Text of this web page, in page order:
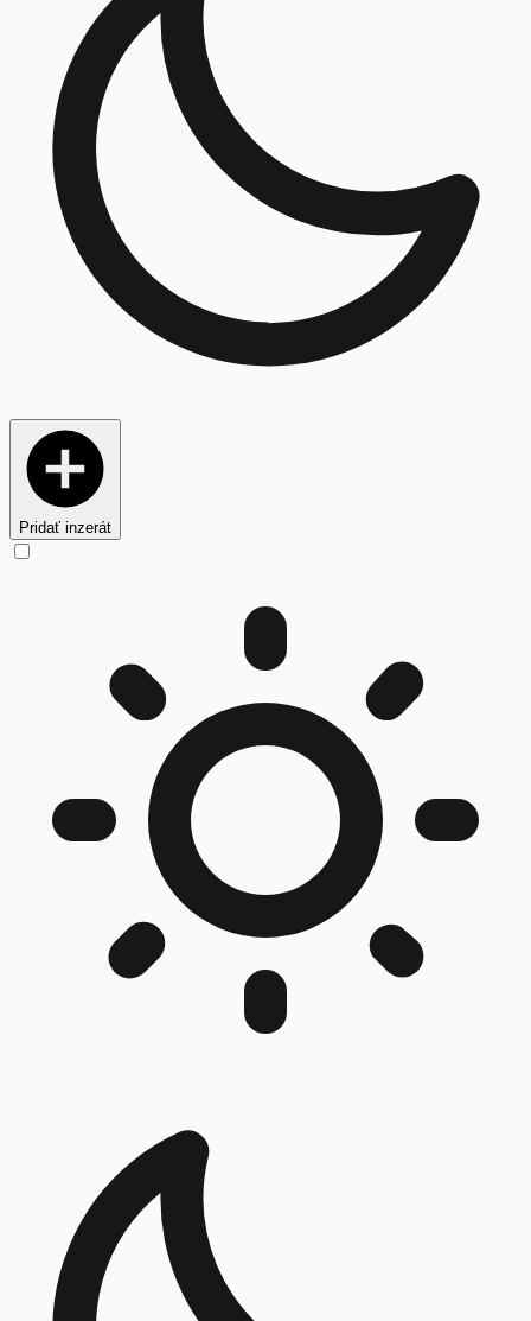
Pridať inzerát